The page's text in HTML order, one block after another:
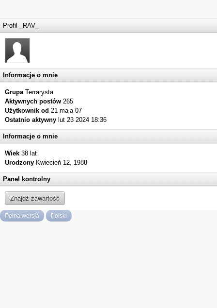
Profil _RAV_
Informacje o mnie
GrupaTerrarysta
Aktywnych postów 265
Użytkownik od 21-maja 07
Ostatnio aktywny lut 23 2024 18:36
Informacje o mnie
Wiek 38 lat
Urodzony Kwiecień 12, 1988
Panel kontrolny
Znajdź zawartość
Pełna wersja Polski